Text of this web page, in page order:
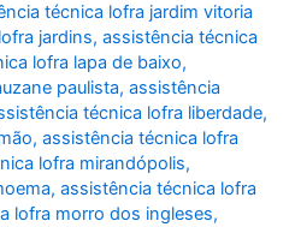
técnica lofra jardim vitoria
jardins,assistência técnica
lofra lapa de baixo,
paulista,assistência
técnica lofra liberdade,
,assistência técnica lofra
lofra mirandópolis,
,assistência técnica lofra
lofra morro dos ingleses,